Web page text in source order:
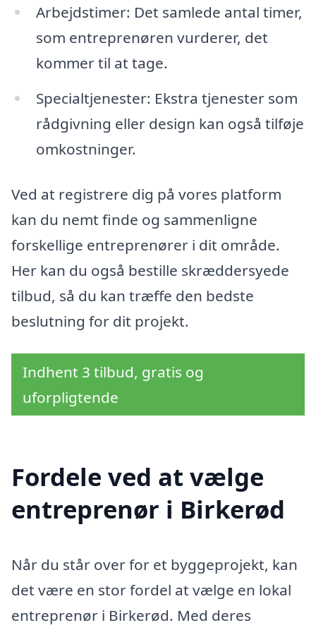
Arbejdstimer: Det samlede antal timer,
som entreprenøren vurderer, det
kommer til at tage.
Specialtjenester: Ekstra tjenester som
rådgivning eller design kan også tilføje
omkostninger.
Ved at registrere dig på vores platform
kan du nemt finde og sammenligne
forskellige entreprenører i dit område.
Her kan du også bestille skræddersyede
tilbud, så du kan træffe den bedste
beslutning for dit projekt.
Indhent 3 tilbud, gratis og
uforpligtende
Fordele ved at vælge
entreprenør i Birkerød
Når du står over for et byggeprojekt, kan
det være en stor fordel at vælge en lokal
entreprenør i Birkerød. Med deres